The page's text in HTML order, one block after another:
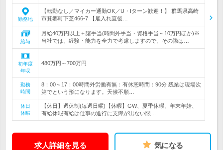
勤務地
【転勤なし／マイカー通勤OK／U・Iターン歓迎！】 群馬県高崎
市箕郷町下芝466-7 【雇入れ直後…
給与
月給40万円以上＋諸手当(時間外手当・資格手当～10万円ほか)※
当社では、経験・能力を全力で考慮しますので、その際は…
初年度
年収
480万円～700万円
勤務
時間
8：00～17：00時間外労働有無：有休憩時間：90分 残業は現場次
第でという形になります。天候不順…
休日
休暇
【休日】週休制(毎週日曜)【休暇】GW、夏季休暇、年末年始、
有給休暇有給は仕事の進行に支障が出ない限…
求人詳細を見る 気になる